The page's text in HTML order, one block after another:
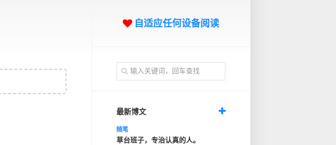
自适应任何设备阅读
最新博文
随笔
草台班子，专治认真的人。